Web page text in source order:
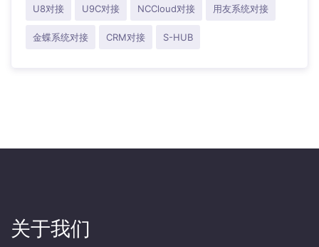
U8对接 U9C对接 NCCloud对接 用友系统对接
金蝶系统对接 CRM对接 S-HUB
关于我们